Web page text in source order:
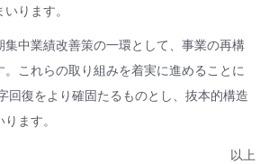
ります。
中業績改善策の一環として、事業の再構
これらの取り組みを着実に進めることに
回復をより確固たるものとし、抜本的構造
ます。
以上